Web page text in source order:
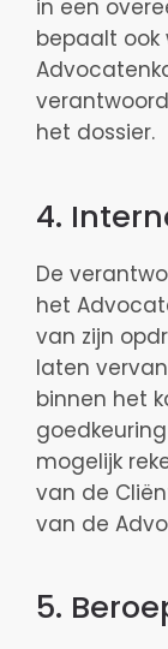
in een
bepaalt ook
het dossier.
4.
De
het
van zijn
laten
binnen het
mogelijk
van de
van de
5.